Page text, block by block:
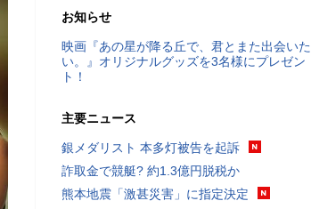
お知らせ
映画『あの星が降る丘で、君とまた出会いた
い。』オリジナルグッズを3名様にプレゼン
ト！
主要ニュース
銀メダリスト 本多灯被告を起訴
詐取金で競艇? 約1.3億円脱税か
熊本地震「激甚災害」に指定決定